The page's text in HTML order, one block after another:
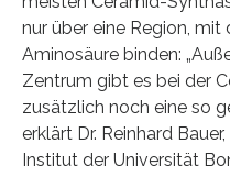
nur über eine Region, mit
Aminosäure binden:
Zentrum gibt es bei der
zusätzlich noch eine so
erklärt Dr. Reinhard
Institut der Universität